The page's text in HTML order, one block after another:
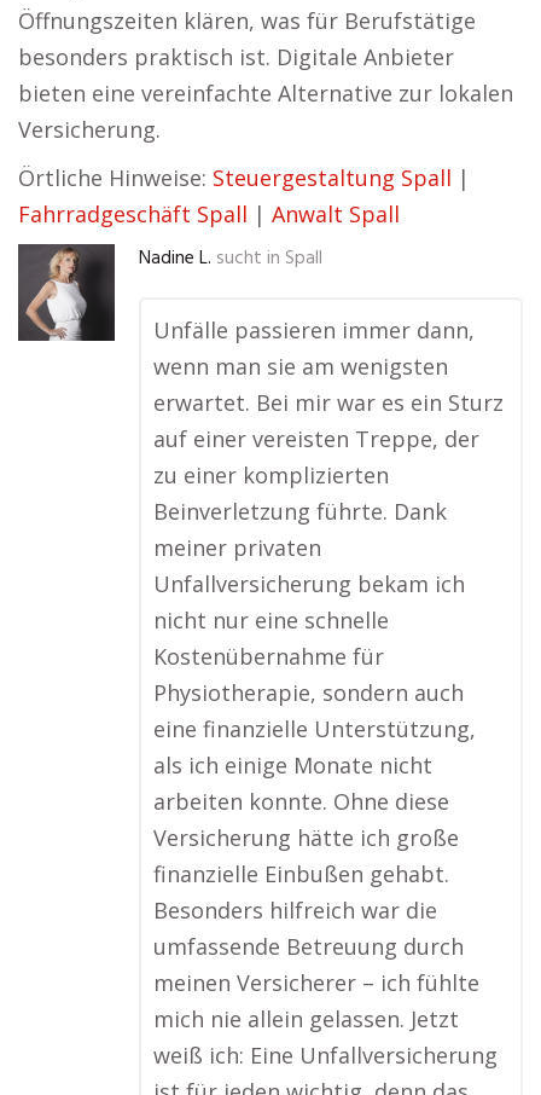
Öffnungszeiten klären, was für Berufstätige
besonders praktisch ist. Digitale Anbieter
bieten eine vereinfachte Alternative zur lokalen
Versicherung.
Örtliche Hinweise: Steuergestaltung Spall |
Fahrradgeschäft Spall | Anwalt Spall
Nadine L. sucht in Spall
Unfälle passieren immer dann,
wenn man sie am wenigsten
erwartet. Bei mir war es ein Sturz
auf einer vereisten Treppe, der
zu einer komplizierten
Beinverletzung führte. Dank
meiner privaten
Unfallversicherung bekam ich
nicht nur eine schnelle
Kostenübernahme für
Physiotherapie, sondern auch
eine finanzielle Unterstützung,
als ich einige Monate nicht
arbeiten konnte. Ohne diese
Versicherung hätte ich große
finanzielle Einbußen gehabt.
Besonders hilfreich war die
umfassende Betreuung durch
meinen Versicherer – ich fühlte
mich nie allein gelassen. Jetzt
weiß ich: Eine Unfallversicherung